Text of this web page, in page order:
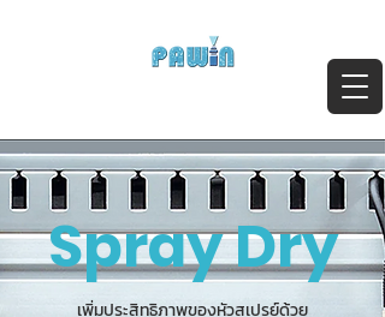
Spray Dry
เพิ่มประสิทธิภาพของหัวสเปรย์ด้วย